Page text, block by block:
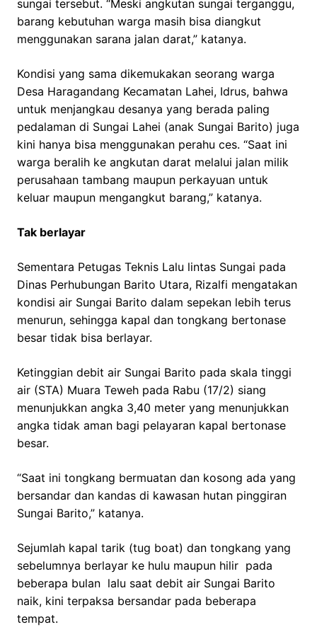
sungai tersebut. “Meski angkutan sungai terganggu,
barang kebutuhan warga masih bisa diangkut
menggunakan sarana jalan darat,” katanya.
Kondisi yang sama dikemukakan seorang warga
Desa Haragandang Kecamatan Lahei, Idrus, bahwa
untuk menjangkau desanya yang berada paling
pedalaman di Sungai Lahei (anak Sungai Barito) juga
kini hanya bisa menggunakan perahu ces. “Saat ini
warga beralih ke angkutan darat melalui jalan milik
perusahaan tambang maupun perkayuan untuk
keluar maupun mengangkut barang,” katanya.
Tak berlayar
Sementara Petugas Teknis Lalu lintas Sungai pada
Dinas Perhubungan Barito Utara, Rizalfi mengatakan
kondisi air Sungai Barito dalam sepekan lebih terus
menurun, sehingga kapal dan tongkang bertonase
besar tidak bisa berlayar.
Ketinggian debit air Sungai Barito pada skala tinggi
air (STA) Muara Teweh pada Rabu (17/2) siang
menunjukkan angka 3,40 meter yang menunjukkan
angka tidak aman bagi pelayaran kapal bertonase
besar.
“Saat ini tongkang bermuatan dan kosong ada yang
bersandar dan kandas di kawasan hutan pinggiran
Sungai Barito,” katanya.
Sejumlah kapal tarik (tug boat) dan tongkang yang
sebelumnya berlayar ke hulu maupun hilir pada
beberapa bulan lalu saat debit air Sungai Barito
naik, kini terpaksa bersandar pada beberapa
tempat.